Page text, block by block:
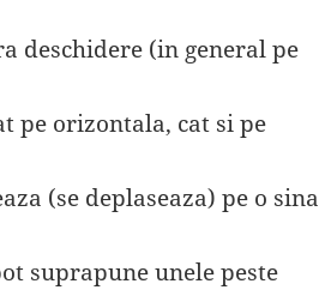
deschidere (in general pe
pe orizontala, cat si pe
(se deplaseaza) pe o sina
suprapune unele peste